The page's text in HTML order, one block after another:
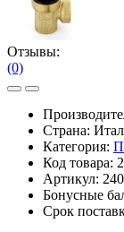
Отзывы:
(0)
Страна:
Категория:
Код товара:
Артикул:
Бонусные
Срок